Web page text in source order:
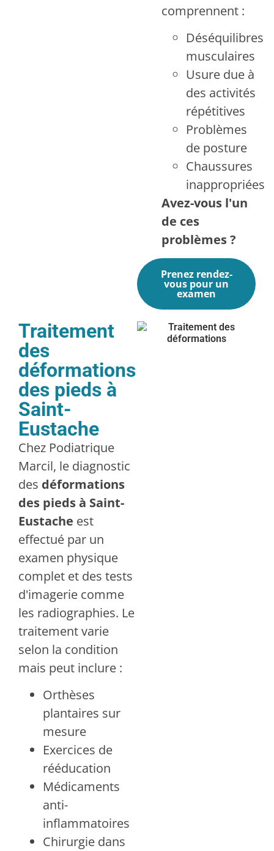
comprennent :
Déséquilibres
musculaires
Usure due à
des activités
répétitives
Problèmes
de posture
Chaussures
inappropriées
Avez-vous l'un
de ces
problèmes ?
Prenez rendez-
vous pour un
examen
Traitement
des
déformations
des pieds à
Saint-
Eustache
Chez Podiatrique
Marcil, le diagnostic
des déformations
des pieds à Saint-
Eustache est
effectué par un
examen physique
complet et des tests
d'imagerie comme
les radiographies. Le
traitement varie
selon la condition
mais peut inclure :
Orthèses
plantaires sur
mesure
Exercices de
rééducation
Médicaments
anti-
inflammatoires
Chirurgie dans